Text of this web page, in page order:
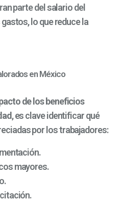
parte del salario del
lo que reduce la
en México
de los beneficios
, es clave identificar qué
por los trabajadores:
mayores.